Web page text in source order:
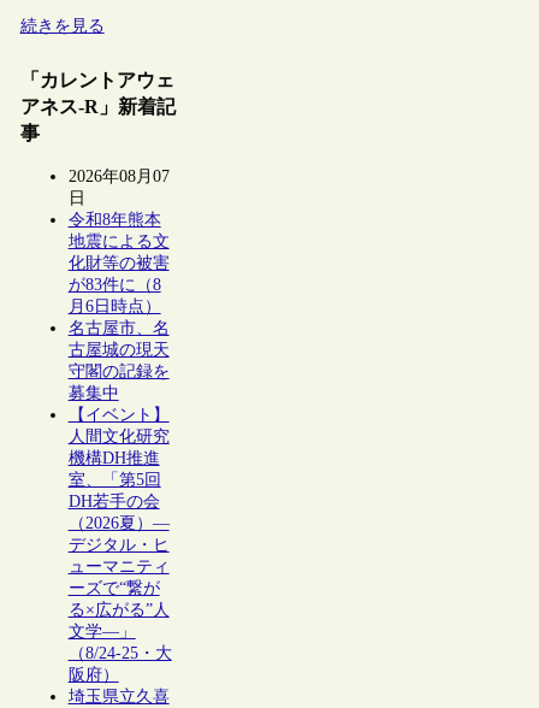
続きを見る
「カレントアウェ
アネス-R」新着記
事
2026年08月07
日
令和8年熊本
地震による文
化財等の被害
が83件に（8
月6日時点）
名古屋市、名
古屋城の現天
守閣の記録を
募集中
【イベント】
人間文化研究
機構DH推進
室、「第5回
DH若手の会
（2026夏）―
デジタル・ヒ
ューマニティ
ーズで“繋が
る×広がる”人
文学―」
（8/24-25・大
阪府）
埼玉県立久喜